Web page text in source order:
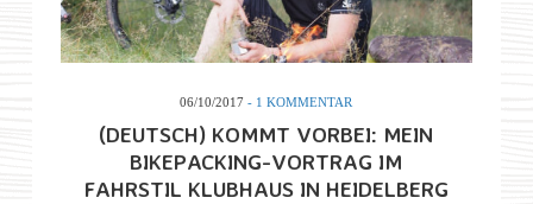
06/10/2017- 1 KOMMENTAR
(DEUTSCH) KOMMT VORBEI: MEIN
BIKEPACKING-VORTRAG IM
FAHRSTIL KLUBHAUS IN HEIDELBERG